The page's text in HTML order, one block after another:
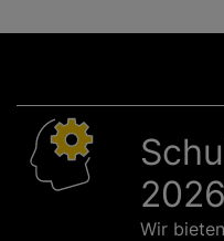
2026
Wir